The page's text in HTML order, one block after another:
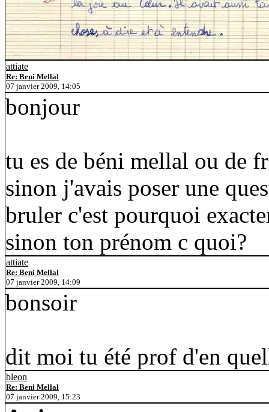
attiate
Re: Beni Mellal
07 janvier 2009, 14:05
bonjour
tu es de béni mellal ou de
sinon j'avais poser une
bruler c'est pourquoi
sinon ton prénom c quoi?
attiate
Re: Beni Mellal
07 janvier 2009, 14:09
bonsoir
dit moi tu été prof d'en
bleon
Re: Beni Mellal
07 janvier 2009, 15:23